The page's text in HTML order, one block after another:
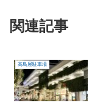
関連記事
高島屋駐車場